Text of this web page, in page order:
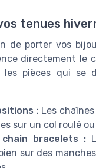
tenues
de porter vos
directement le
pièces qui se
: Les
sur un col roulé
bracelets :
sur des